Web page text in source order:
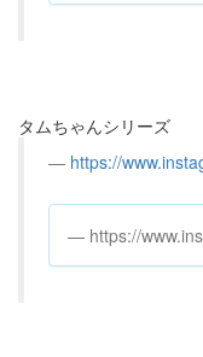
タムちゃんシリーズ
https://
https://